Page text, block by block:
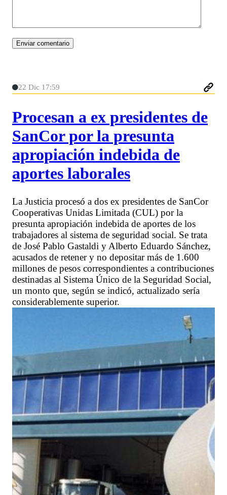
22 Dic 17:59
Procesan a ex presidentes de
SanCor por la presunta
apropiación indebida de
aportes laborales
La Justicia procesó a dos ex presidentes de SanCor
Cooperativas Unidas Limitada (CUL) por la
presunta apropiación indebida de aportes de los
trabajadores al sistema de seguridad social. Se trata
de José Pablo Gastaldi y Alberto Eduardo Sánchez,
acusados de retener y no depositar más de 1.600
millones de pesos correspondientes a contribuciones
destinadas al Sistema Único de la Seguridad Social,
un monto que, según se indicó, actualizado sería
considerablemente superior.